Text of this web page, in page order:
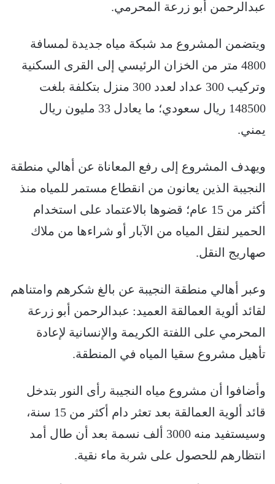
عبدالرحمن أبو زرعة المحرمي.
ويتضمن المشروع مد شبكة مياه جديدة لمسافة
4800 متر من الخزان الرئيسي إلى القرى السكنية
وتركيب 300 عداد لعدد 300 منزل بتكلفة بلغت
148500 ريال سعودي؛ ما يعادل 33 مليون ريال
يمني.
ويهدف المشروع إلى رفع المعاناة عن أهالي منطقة
النجيبة الذين يعانون من انقطاع مستمر للمياه منذ
أكثر من 15 عام؛ قضوها بالاعتماد على استخدام
الحمير لنقل المياه من الآبار أو شراءها من ملاك
صهاريج النقل.
وعبر أهالي منطقة النجيبة عن بالغ شكرهم وامتناهم
لقائد ألوية العمالقة العميد: عبدالرحمن أبو زرعة
المحرمي على اللفتة الكريمة والإنسانية لإعادة
تأهيل مشروع سقيا المياه في المنطقة.
وأضافوا أن مشروع مياه النجيبة رأى النور بتدخل
قائد ألوية العمالقة بعد تعثر دام أكثر من 15 سنة،
وسيستفيد منه 3000 ألف نسمة بعد أن طال أمد
انتظارهم للحصول على شربة ماء نقية.